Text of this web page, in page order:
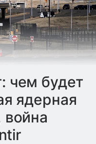
чем будет
ядерная